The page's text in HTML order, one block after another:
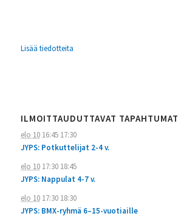
Lisää tiedotteita
ILMOITTAUDUTTAVAT TAPAHTUMAT
elo 1016:45 17:30
JYPS: Potkuttelijat 2-4 v.
elo 1017:30 18:45
JYPS: Nappulat 4-7 v.
elo 1017:30 18:30
JYPS: BMX-ryhmä 6–15-vuotiaille